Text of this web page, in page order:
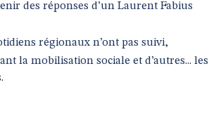
des réponses d’un Laurent Fabius
régionaux n’ont pas suivi,
la mobilisation sociale et d’autres... les